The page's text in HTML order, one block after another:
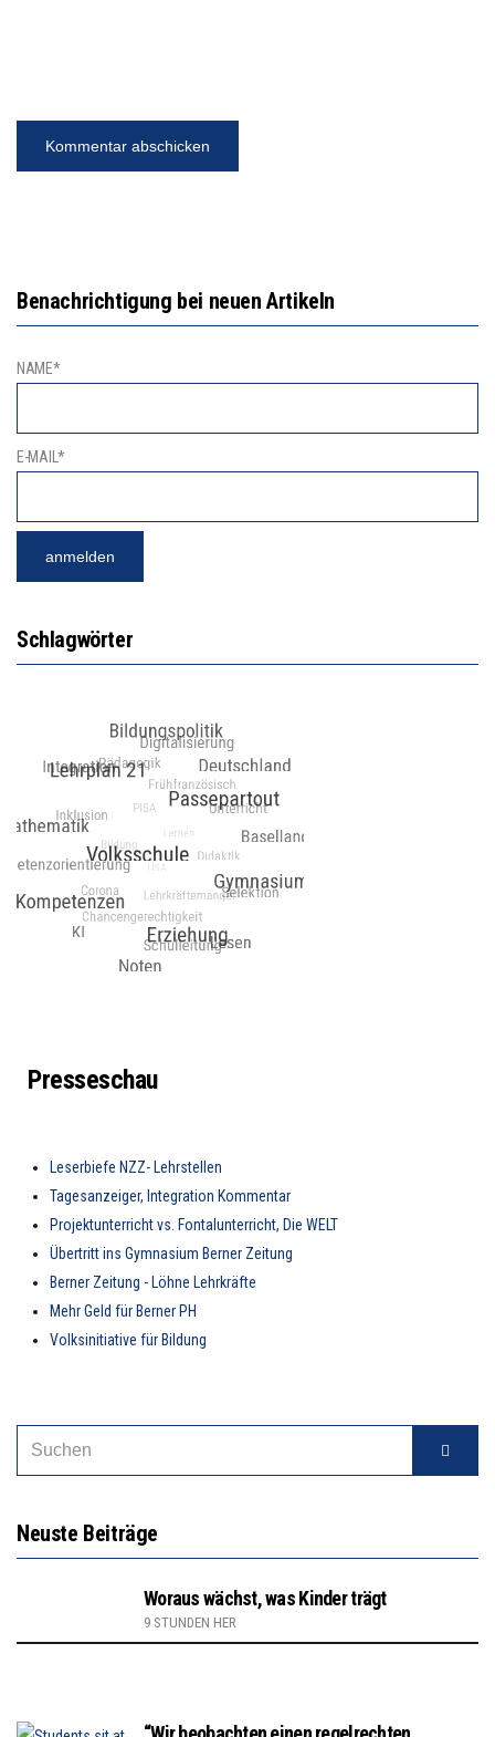
Benachrichtigung bei neuen Artikeln
NAME*
E-MAIL*
Schlagwörter
Presseschau
Leserbiefe NZZ- Lehrstellen
Tagesanzeiger, Integration Kommentar
Projektunterricht vs. Fontalunterricht, Die WELT
Übertritt ins Gymnasium Berner Zeitung
Berner Zeitung - Löhne Lehrkräfte
Mehr Geld für Berner PH
Volksinitiative für Bildung
Neuste Beiträge
Woraus wächst, was Kinder trägt
9 STUNDEN HER